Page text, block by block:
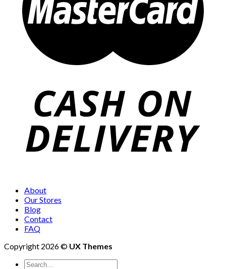
About
Our Stores
Blog
Contact
FAQ
Copyright 2026 © UX Themes